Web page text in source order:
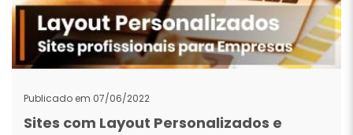
Publicado em 07/06/2022
Sites com Layout Personalizados e